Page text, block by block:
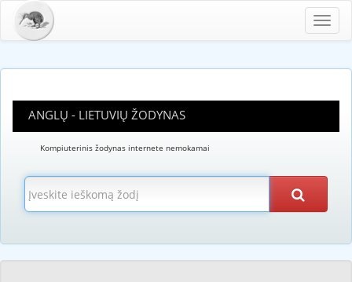
ANGLŲ - LIETUVIŲ ŽODYNAS
Kompiuterinis žodynas internete nemokamai